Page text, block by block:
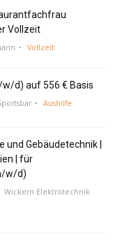
Vollzeit
Vollzeit
d) auf 556 € Basis
Aushilfe
und Gebäudetechnik |
| für
w/d)
Wickern Elektrotechnik